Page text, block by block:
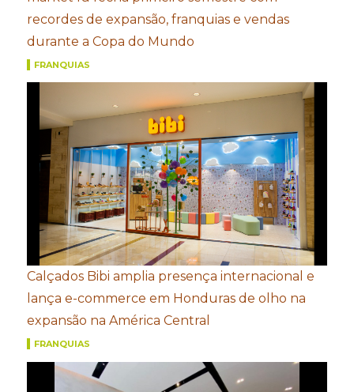
recordes de expansão, franquias e vendas
durante a Copa do Mundo
FRANQUIAS
Calçados Bibi amplia presença internacional e
lança e-commerce em Honduras de olho na
expansão na América Central
FRANQUIAS